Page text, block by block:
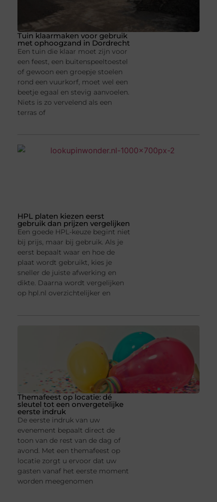
Tuin klaarmaken voor gebruik
met ophoogzand in Dordrecht
Een tuin die klaar moet zijn voor
een feest, een buitenspeeltoestel
of gewoon een groepje stoelen
rond een vuurkorf, moet wel een
beetje egaal en stevig aanvoelen.
Niets is zo vervelend als een
terras of
HPL platen kiezen eerst
gebruik dan prijzen vergelijken
Een goede HPL-keuze begint niet
bij prijs, maar bij gebruik. Als je
eerst bepaalt waar en hoe de
plaat wordt gebruikt, kies je
sneller de juiste afwerking en
dikte. Daarna wordt vergelijken
op hpl.nl overzichtelijker en
Themafeest op locatie: dé
sleutel tot een onvergetelijke
eerste indruk
De eerste indruk van uw
evenement bepaalt direct de
toon van de rest van de dag of
avond. Met een themafeest op
locatie zorgt u ervoor dat uw
gasten vanaf het eerste moment
worden meegenomen